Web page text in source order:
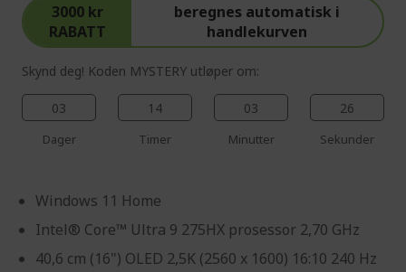
3000 kr
RABATT
beregnes automatisk i
handlekurven
Skynd deg! Koden MYSTERY utløper om:
03
Dager
14
Timer
03
Minutter
25
Sekunder
Windows 11 Home
Intel® Core™ Ultra 9 275HX prosessor 2,70 GHz
40,6 cm (16") OLED 2,5K (2560 x 1600) 16:10 240 Hz